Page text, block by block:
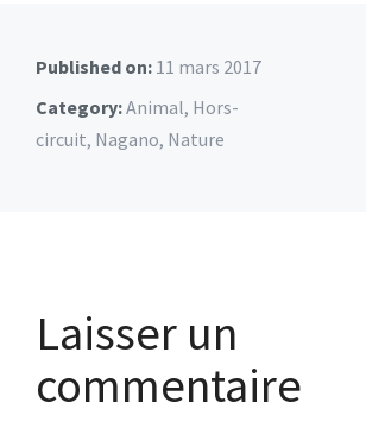
Published on: 11 mars 2017
Category:Animal, Hors-
circuit, Nagano, Nature
Laisser un
commentaire